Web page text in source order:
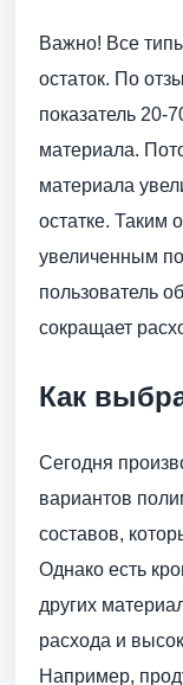
Важно! Все
остаток. По
показатель 20-
материала.
материала
остатке. Таким
увеличенным
пользователь
сокращает
Как
Сегодня
вариантов
составов,
Однако есть
других
расхода и
Например,